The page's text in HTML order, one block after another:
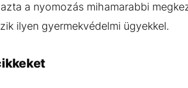
a nyomozás mihamarabbi
ilyen gyermekvédelmi ügyekkel.